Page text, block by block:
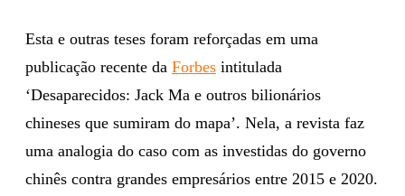
Esta e outras teses foram reforçadas em uma
publicação recente da Forbes intitulada
‘Desaparecidos: Jack Ma e outros bilionários
chineses que sumiram do mapa’. Nela, a revista faz
uma analogia do caso com as investidas do governo
chinês contra grandes empresários entre 2015 e 2020.